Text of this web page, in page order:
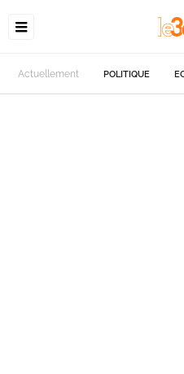
Actuellement POLITIQUE